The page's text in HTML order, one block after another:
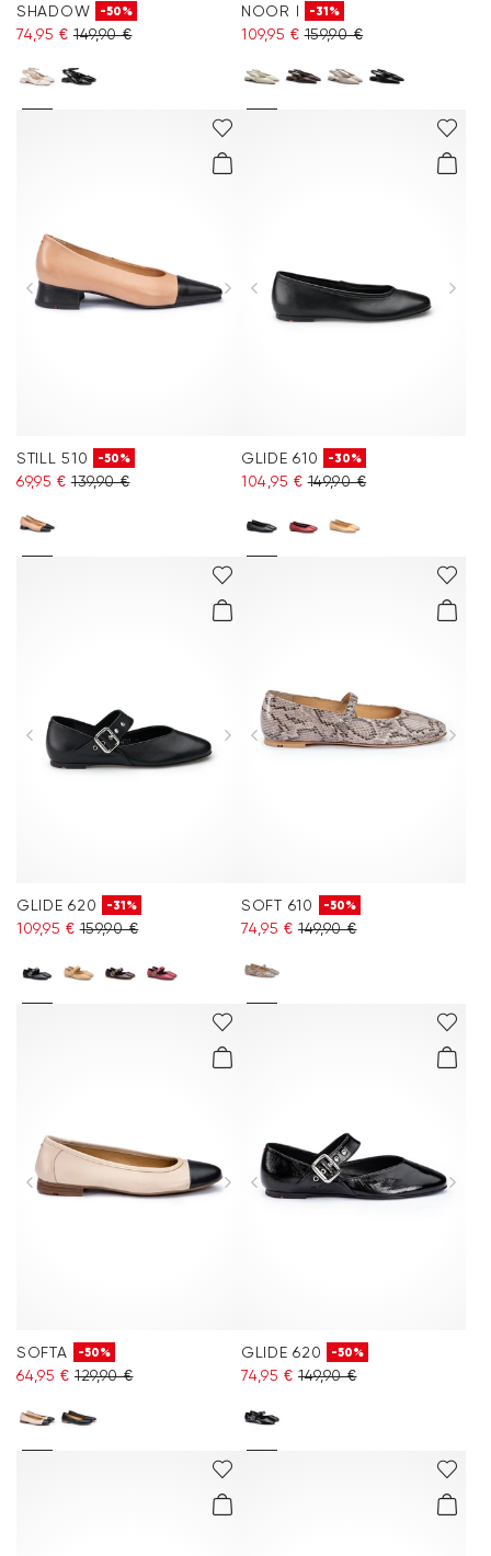
SHADOW -50%
74,95 € 149,90 €
NOOR I -31%
109,95 € 159,90 €
STILL 510 -50%
69,95 € 139,90 €
GLIDE 610 -30%
104,95 € 149,90 €
GLIDE 620 -31%
109,95 € 159,90 €
SOFT 610 -50%
74,95 € 149,90 €
SOFTA -50%
64,95 € 129,90 €
GLIDE 620 -50%
74,95 € 149,90 €